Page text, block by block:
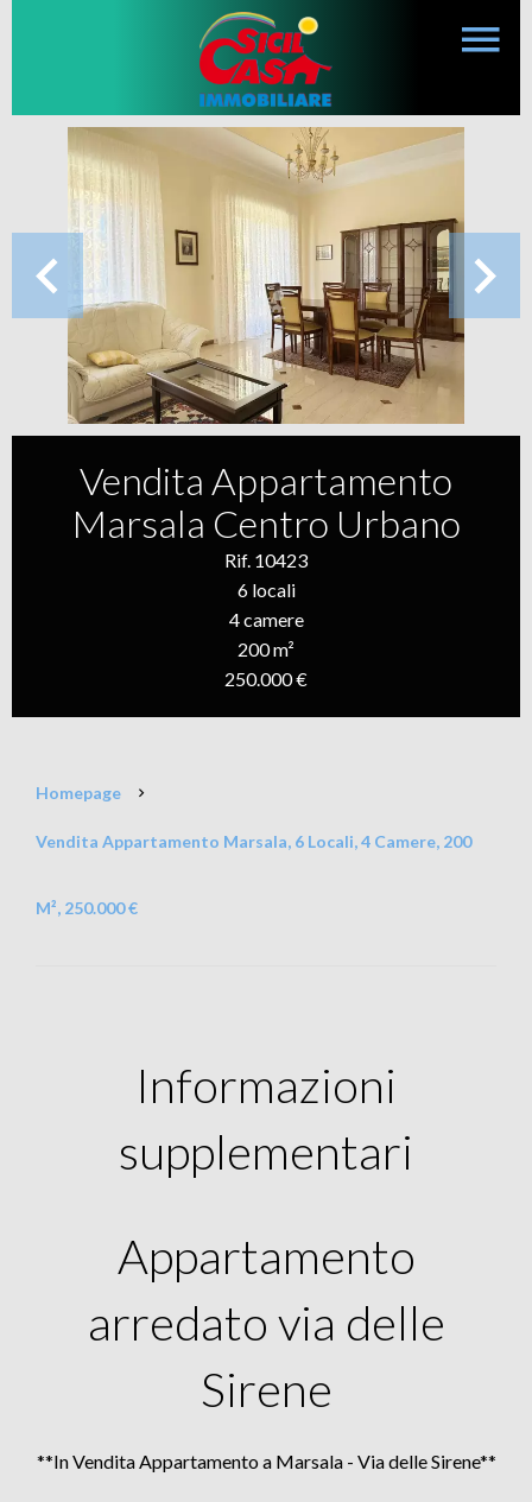
Vendita Appartamento
Marsala Centro Urbano
Rif. 10423
6 locali
4 camere
200 m²
250.000 €
Homepage
Vendita Appartamento Marsala, 6 Locali, 4 Camere, 200
M², 250.000 €
Informazioni
supplementari
Appartamento
arredato via delle
Sirene
**In Vendita Appartamento a Marsala - Via delle Sirene**